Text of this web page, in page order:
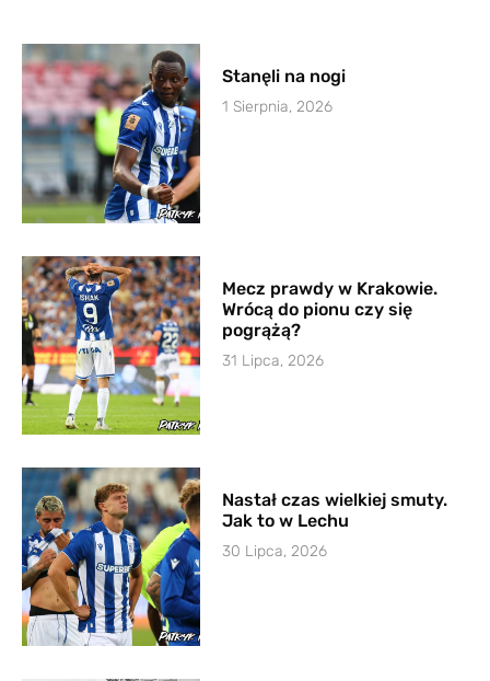
Stanęli na nogi
1 Sierpnia, 2026
Mecz prawdy w Krakowie.
Wrócą do pionu czy się
pogrążą?
31 Lipca, 2026
Nastał czas wielkiej smuty.
Jak to w Lechu
30 Lipca, 2026